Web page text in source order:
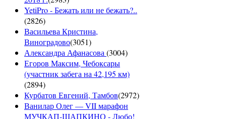
YetiPro - Бежать или не бежать?..
(2826)
Васильева Кристина,
Виноградово(3051)
Александра Афанасова(3004)
Егоров Максим, Чебоксары
(участник забега на 42,195 км)
(2894)
Курбатов Евгений, Тамбов(2972)
Ванилар Олег — VII марафон
МУЧКАП-ШАПКИНО - Любо!